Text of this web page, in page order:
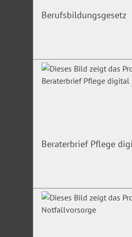
Berufsbildungsgesetz
Beraterbrief Pflege